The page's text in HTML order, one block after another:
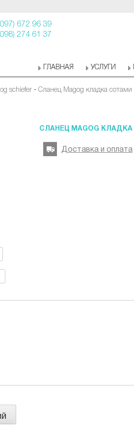
672 96 39
274 61 37
ГЛАВНАЯ УСЛУГИ
schiefer - Сланец Magog кладка сотами
СЛАНЕЦ MAGOG
Доставка и оплата